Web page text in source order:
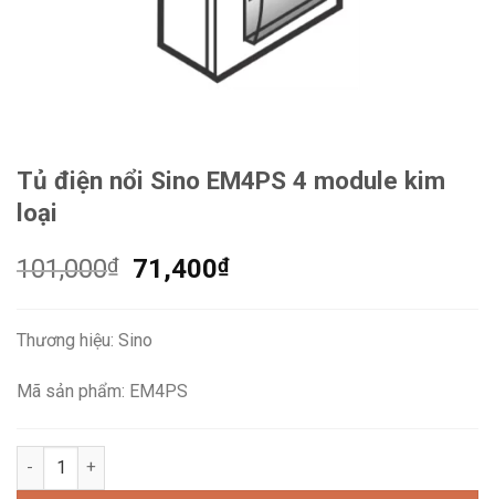
Tủ điện nổi Sino EM4PS 4 module kim
loại
101,000₫
Giá
101,000₫.
71,400₫Giá
Thương hiệu: Sino
Mã sản phẩm: EM4PS
Tủ điện nổi Sino EM4PS 4 module kim loại số lượng